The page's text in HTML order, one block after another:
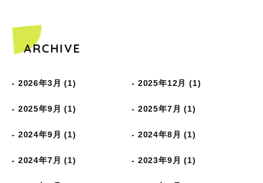
ARCHIVE
2026年3月 (1) 2025年12月 (1)
2025年9月 (1) 2025年7月 (1)
2024年9月 (1) 2024年8月 (1)
2024年7月 (1) 2023年9月 (1)